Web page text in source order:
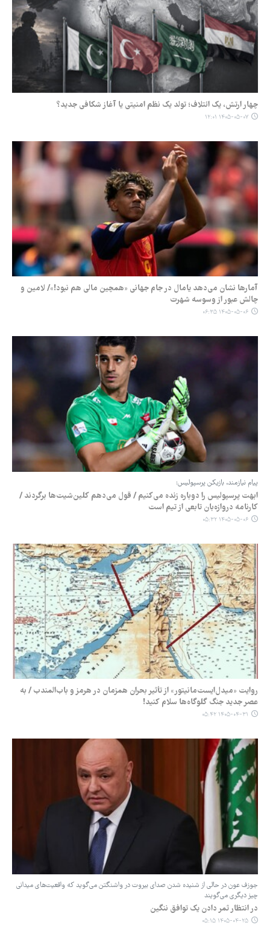
چهار ارتش، یک ائتلاف؛ تولد یک نظم امنیتی یا آغاز شکافی جدید؟
۱۴۰۵-۰۵-۰۷ ۱۲:۰۱
آمارها نشان می‌دهد یامال در جام جهانی «همچین مالی هم نبود!»/ لامین و
چالش عبور از وسوسه شهرت
۱۴۰۵-۰۵-۰۶ ۰۶:۳۵
پیام نیازمند، بازیکن پرسپولیس:
ابهت پرسپولیس را دوباره زنده می‌کنیم / قول می‌دهم کلین‌شیت‌ها برگردند /
کارنامه دروازه‌بان تابعی از تیم است
۱۴۰۵-۰۵-۰۶ ۰۵:۳۲
روایت «میدل‌ایست‌مانیتور» از تأثیر بحران همزمان در هرمز و باب‌المندب / به
عصر جدید جنگ گلوگاه‌ها سلام کنید!
۱۴۰۵-۰۴-۳۱ ۰۵:۴۲
جوزف عون در حالی از شنیده شدن صدای بیروت در واشنگتن می‌گوید که واقعیت‌های میدانی
چیز دیگری می‌گویند
در انتظار ثمر دادن یک توافق ننگین
۱۴۰۵-۰۴-۲۵ ۰۵:۱۵